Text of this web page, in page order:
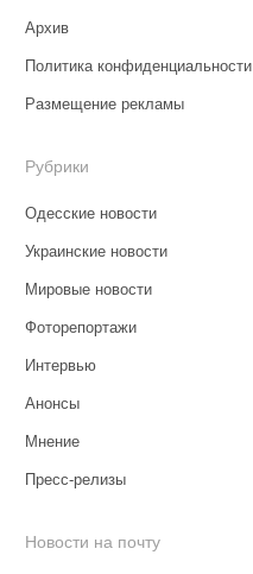
Архив
Политика конфиденциальности
Размещение рекламы
Рубрики
Одесские новости
Украинские новости
Мировые новости
Фоторепортажи
Интервью
Анонсы
Мнение
Пресс-релизы
Новости на почту